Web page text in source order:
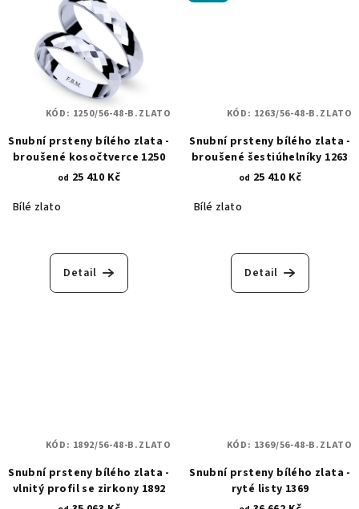
Snubní prsteny bílého zlata -
broušené kosočtverce 1250
od 25 410 Kč
Bílé zlato
Detail
KÓD: 1250/56-48-B.ZLATO
Snubní prsteny bílého zlata -
broušené šestiúhelníky 1263
od 25 410 Kč
Bílé zlato
Detail
KÓD: 1263/56-48-B.ZLATO
Snubní prsteny bílého zlata -
vlnitý profil se zirkony 1892
KÓD: 1892/56-48-B.ZLATO
Snubní prsteny bílého zlata -
ryté listy 1369
KÓD: 1369/56-48-B.ZLATO